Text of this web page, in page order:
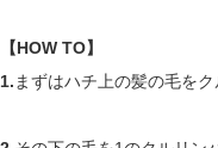
【HOW TO】
1. まずはハチ上の髪の毛を